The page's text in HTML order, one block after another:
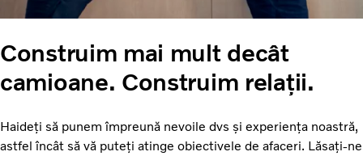
Construim mai mult decât
camioane. Construim relații.
Haideți să punem împreună nevoile dvs și experiența noastră,
astfel încât să vă puteți atinge obiectivele de afaceri. Lăsați-ne